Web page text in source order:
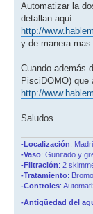
Automatizar la
detallan aquí:
http://
y de manera
Cuando además
PisciDOMO)
http://
Saludos
-Localización:
-Vaso: Gunitado y
-Filtración: 2
-Tratamiento:
-Controles:
-Antigüedad del